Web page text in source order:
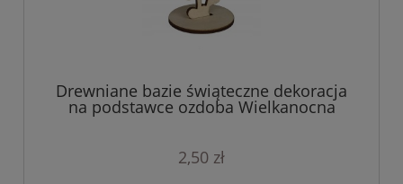
Drewniane bazie świąteczne dekoracja
na podstawce ozdoba Wielkanocna
2,50 zł